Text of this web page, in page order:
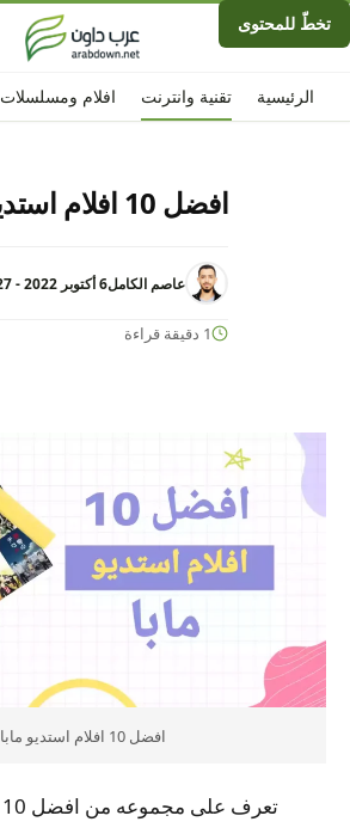
تخطّ للمحتوى
الرئيسية افلام ومسلسلات تقنية وانترنت
افضل 10 افلام استديو مابا
عاصم الكامل6 أكتوبر 2022 - 10:27م
1 دقيقة قراءة
افضل 10 افلام استديو مابا